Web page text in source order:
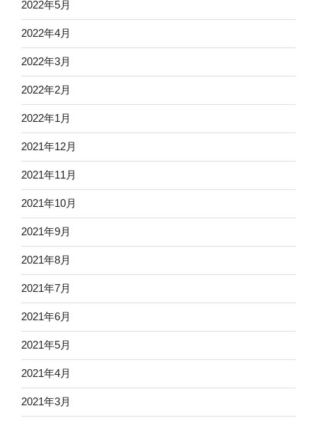
2022年5月
2022年4月
2022年3月
2022年2月
2022年1月
2021年12月
2021年11月
2021年10月
2021年9月
2021年8月
2021年7月
2021年6月
2021年5月
2021年4月
2021年3月